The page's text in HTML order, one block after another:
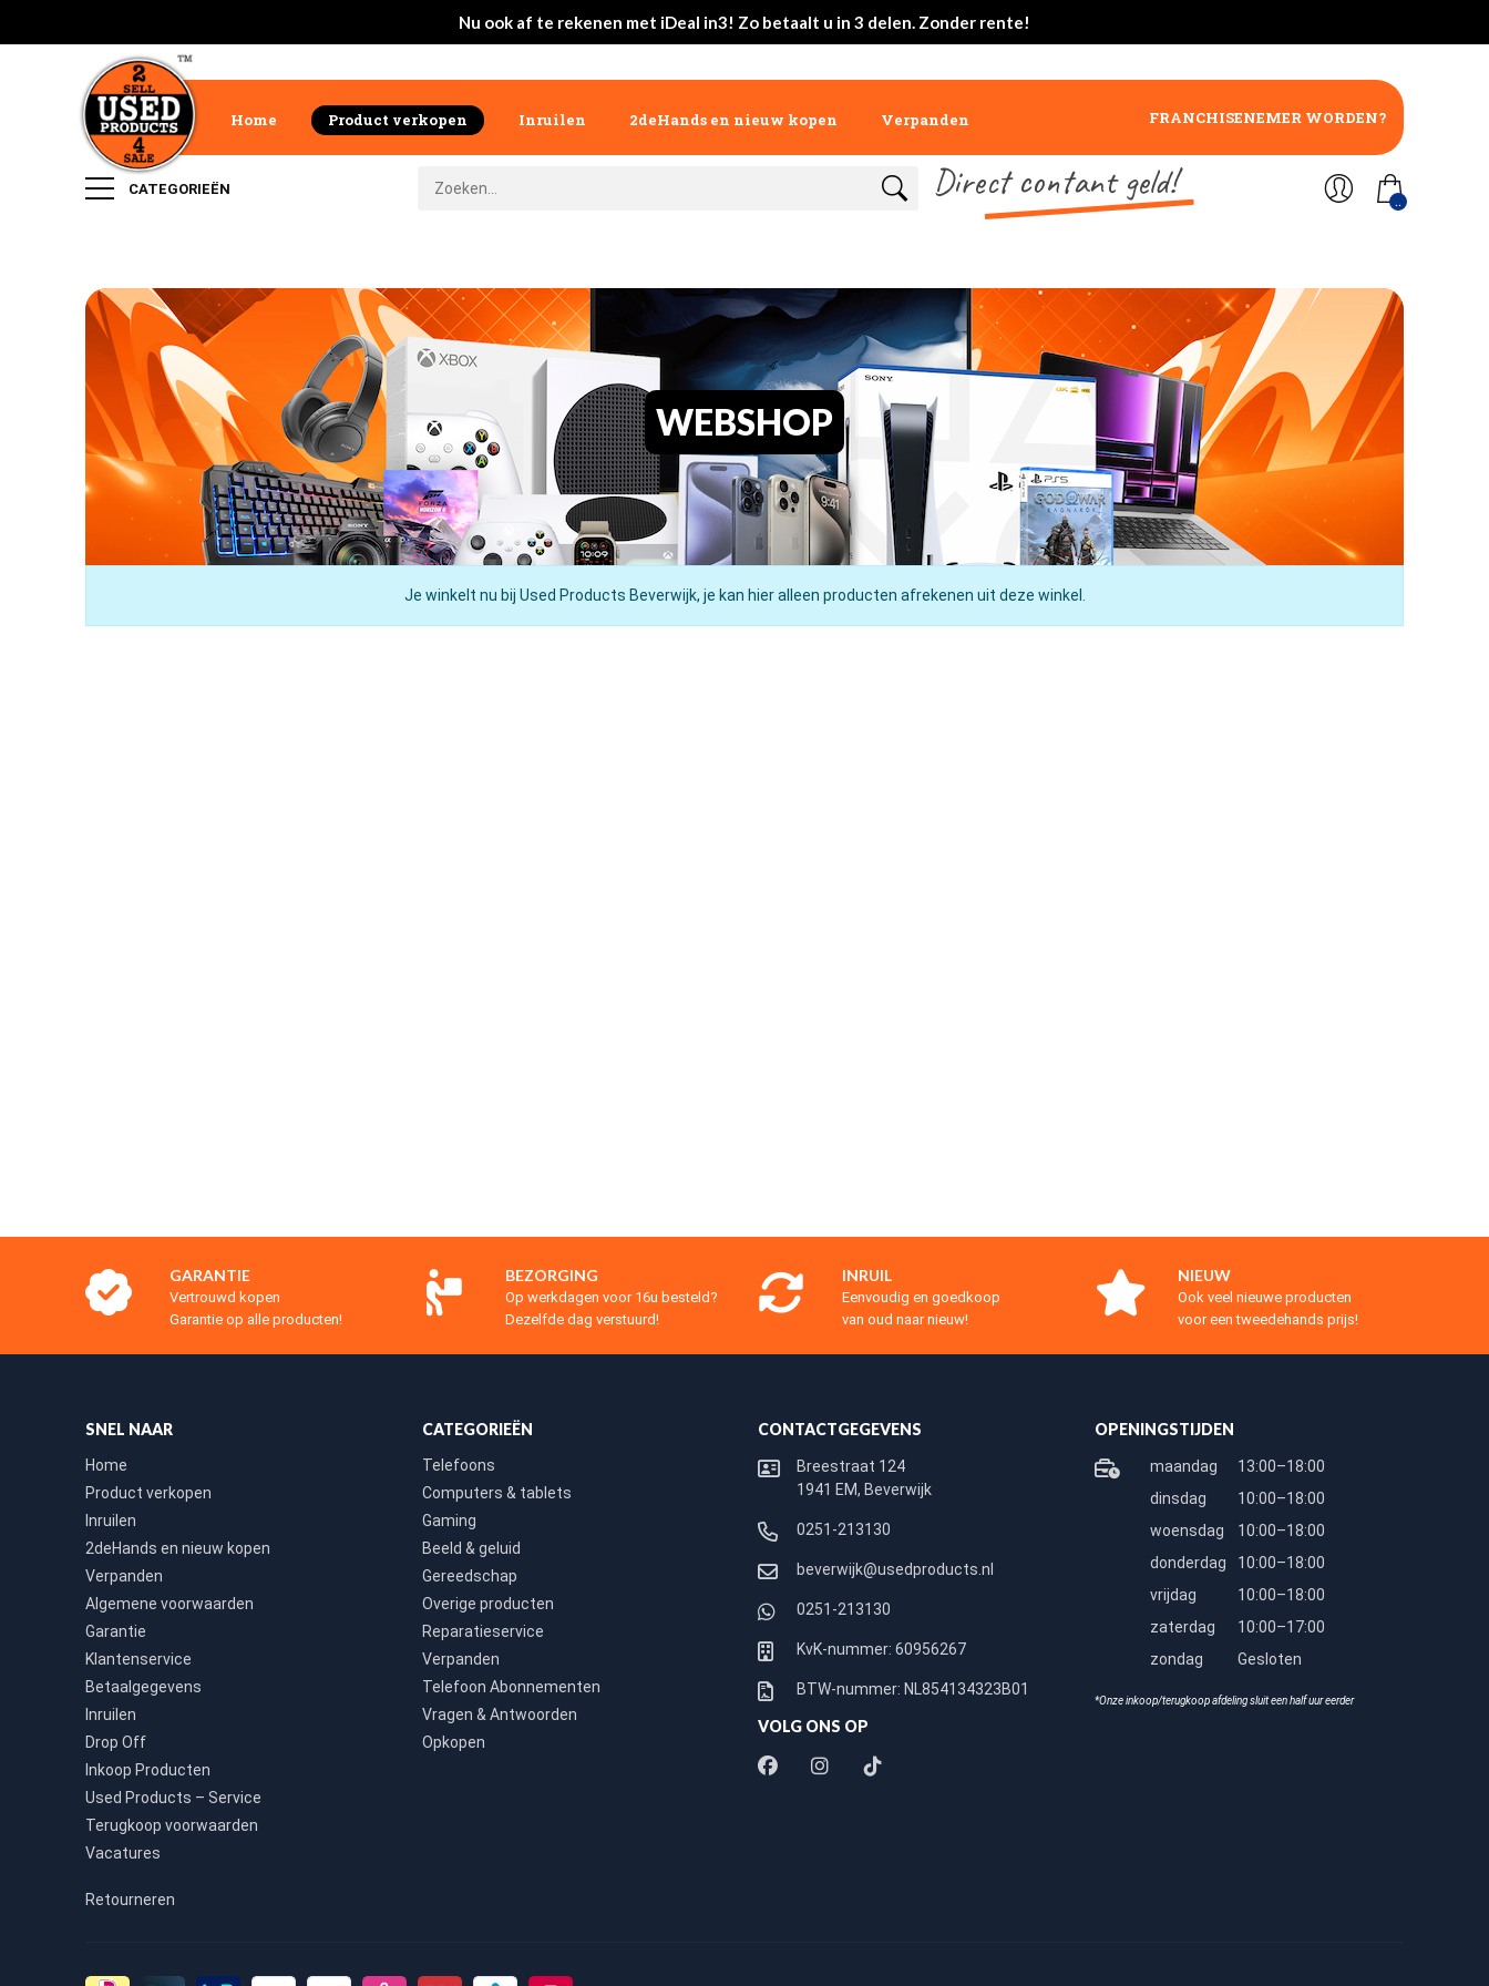
Nu ook af te rekenen met iDeal in3! Zo betaalt u in 3 delen. Zonder rente!
Home Product verkopen Inruilen 2deHands en nieuw kopen Verpanden FRANCHISENEMER WORDEN?
CATEGORIEËN Direct contant geld! ..
WEBSHOP
Je winkelt nu bij Used Products Beverwijk, je kan hier alleen producten afrekenen uit deze winkel.
GARANTIE
Vertrouwd kopen
Garantie op alle producten!
BEZORGING
Op werkdagen voor 16u besteld?
Dezelfde dag verstuurd!
INRUIL
Eenvoudig en goedkoop
van oud naar nieuw!
NIEUW
Ook veel nieuwe producten
voor een tweedehands prijs!
SNEL NAAR
Home
Product verkopen
Inruilen
2deHands en nieuw kopen
Verpanden
Algemene voorwaarden
Garantie
Klantenservice
Betaalgegevens
Inruilen
Drop Off
Inkoop Producten
Used Products – Service
Terugkoop voorwaarden
Vacatures
Retourneren
CATEGORIEËN
Telefoons
Computers & tablets
Gaming
Beeld & geluid
Gereedschap
Overige producten
Reparatieservice
Verpanden
Telefoon Abonnementen
Vragen & Antwoorden
Opkopen
CONTACTGEGEVENS
Breestraat 124
1941 EM, Beverwijk
0251-213130
beverwijk@usedproducts.nl
0251-213130
KvK-nummer: 60956267
BTW-nummer: NL854134323B01
VOLG ONS OP
OPENINGSTIJDEN
maandag
13:00–18:00
dinsdag
10:00–18:00
woensdag
10:00–18:00
donderdag
10:00–18:00
vrijdag
10:00–18:00
zaterdag
10:00–17:00
zondag
Gesloten
*Onze inkoop/terugkoop afdeling sluit een half uur eerder